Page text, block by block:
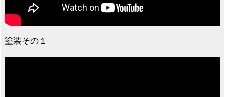
塗装その１